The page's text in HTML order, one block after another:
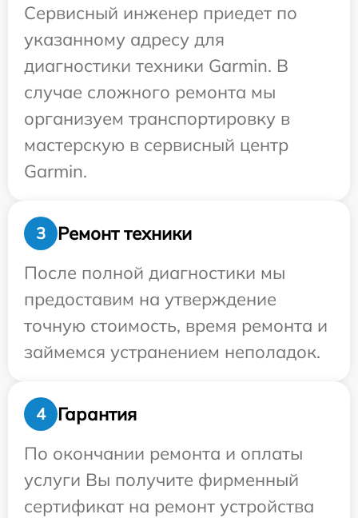
Сервисный инженер приедет по
указанному адресу для
диагностики техники Garmin. В
случае сложного ремонта мы
организуем транспортировку в
мастерскую в сервисный центр
Garmin.
3
Ремонт техники
После полной диагностики мы
предоставим на утверждение
точную стоимость, время ремонта и
займемся устранением неполадок.
4
Гарантия
По окончании ремонта и оплаты
услуги Вы получите фирменный
сертификат на ремонт устройства